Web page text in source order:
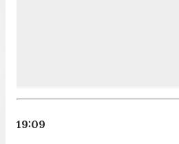
19:09